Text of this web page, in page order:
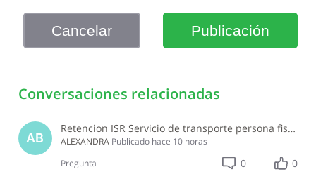
Cancelar Publicación
Conversaciones relacionadas
AB
Retencion ISR Servicio de transporte persona fisica
ALEXANDRA Publicado hace 10 horas
Pregunta
0 0